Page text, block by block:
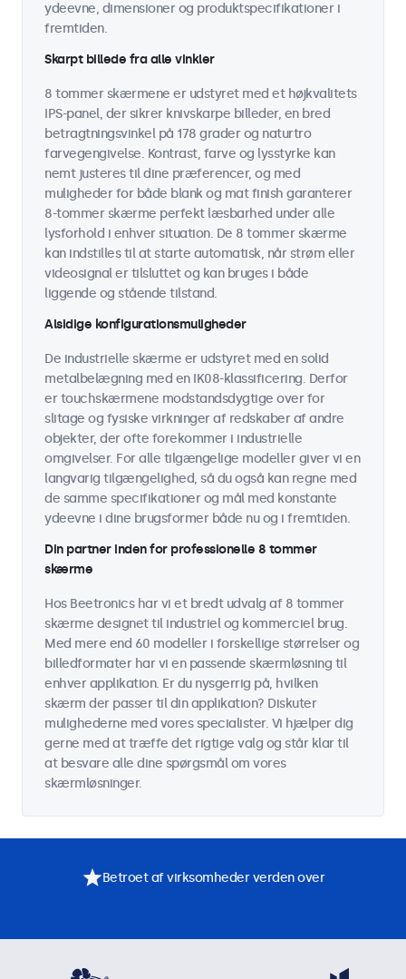
ydeevne, dimensioner og produktspecifikationer i
fremtiden.
Skarpt billede fra alle vinkler
8 tommer skærmene er udstyret med et højkvalitets
IPS-panel, der sikrer knivskarpe billeder, en bred
betragtningsvinkel på 178 grader og naturtro
farvegengivelse. Kontrast, farve og lysstyrke kan
nemt justeres til dine præferencer, og med
muligheder for både blank og mat finish garanterer
8-tommer skærme perfekt læsbarhed under alle
lysforhold i enhver situation. De 8 tommer skærme
kan indstilles til at starte automatisk, når strøm eller
videosignal er tilsluttet og kan bruges i både
liggende og stående tilstand.
Alsidige konfigurationsmuligheder
De industrielle skærme er udstyret med en solid
metalbelægning med en IK08-klassificering. Derfor
er touchskærmene modstandsdygtige over for
slitage og fysiske virkninger af redskaber af andre
objekter, der ofte forekommer i industrielle
omgivelser. For alle tilgængelige modeller giver vi en
langvarig tilgængelighed, så du også kan regne med
de samme specifikationer og mål med konstante
ydeevne i dine brugsformer både nu og i fremtiden.
Din partner inden for professionelle 8 tommer
skærme
Hos Beetronics har vi et bredt udvalg af 8 tommer
skærme designet til industriel og kommerciel brug.
Med mere end 60 modeller i forskellige størrelser og
billedformater har vi en passende skærmløsning til
enhver applikation. Er du nysgerrig på, hvilken
skærm der passer til din applikation? Diskuter
mulighederne med vores specialister. Vi hjælper dig
gerne med at træffe det rigtige valg og står klar til
at besvare alle dine spørgsmål om vores
skærmløsninger.
Betroet af virksomheder verden over